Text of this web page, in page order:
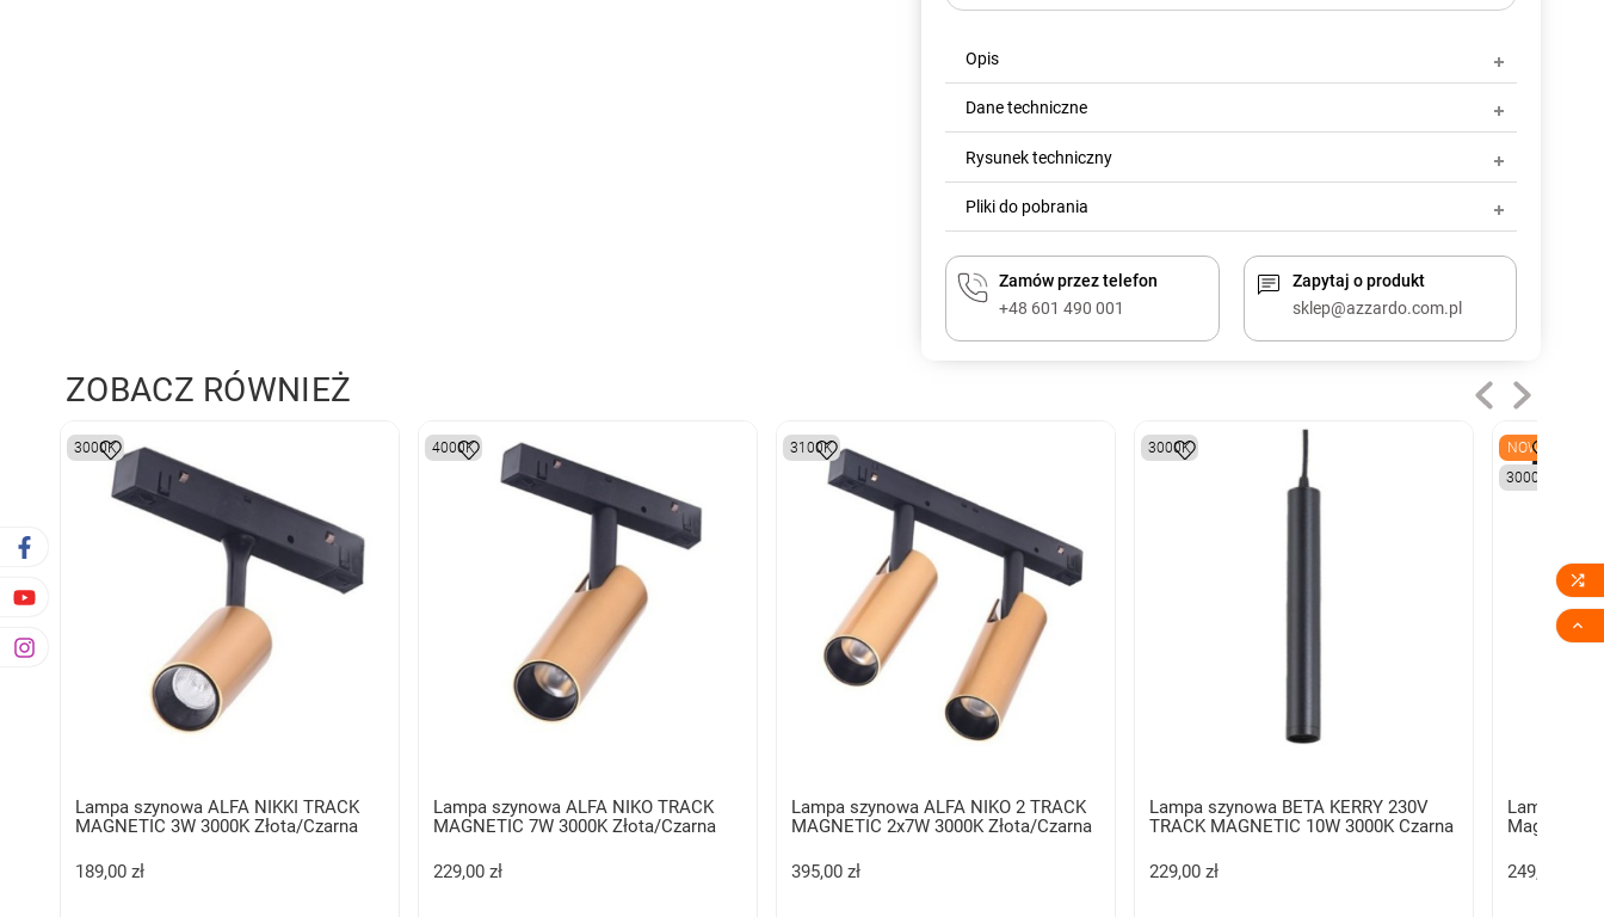
Opis
Dane techniczne
Rysunek techniczny
Pliki do pobrania
Zamów przez telefon
+48 601 490 001
Zapytaj o produkt
sklep@azzardo.com.pl
ZOBACZ RÓWNIEŻ
3000K
Lampa szynowa ALFA NIKKI TRACK
MAGNETIC 3W 3000K Złota/Czarna
189,00 zł
4000K
Lampa szynowa ALFA NIKO TRACK
MAGNETIC 7W 3000K Złota/Czarna
229,00 zł
3100K
Lampa szynowa ALFA NIKO 2 TRACK
MAGNETIC 2x7W 3000K Złota/Czarna
395,00 zł
3000K
Lampa szynowa BETA KERRY 230V
TRACK MAGNETIC 10W 3000K Czarna
229,00 zł
NOWY
3000K
Lampa
Magnetic
249,00 zł

